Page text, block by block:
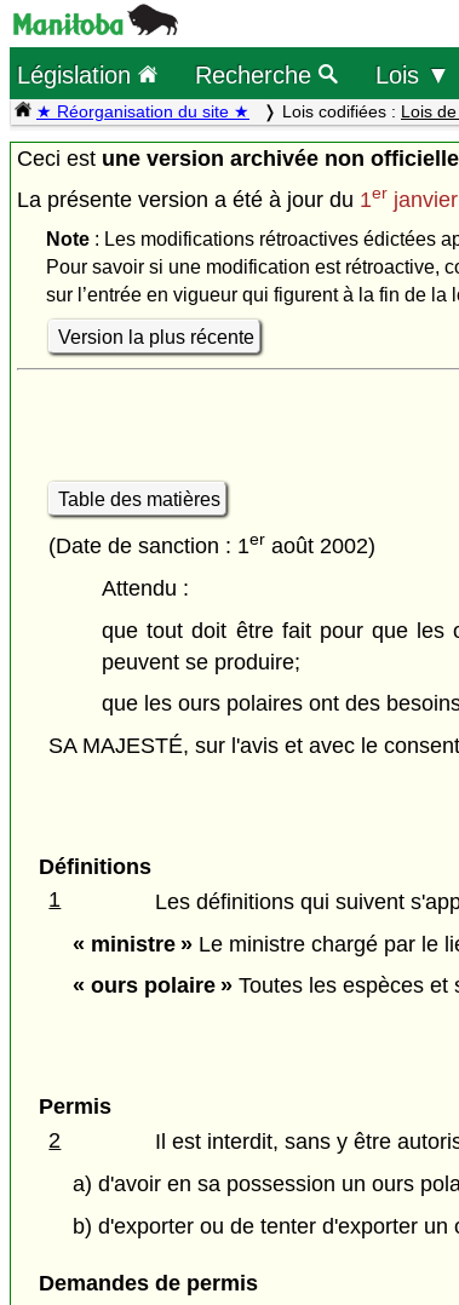
Législation Recherche Lois ▼
★ Réorganisation du site ★ Lois codifiées : Lois de
Ceci est une version archivée non officielle
La présente version a été à jour du 1er
Note: Les modifications rétroactives édictées
Pour savoir si une modification est rétroactive,
sur l’entrée en vigueur qui figurent à la fin de la
Version la plus récente
Table des matières
(Date de sanction : 1er août 2002)
Attendu :
que tout doit être fait pour que les
peuvent se produire;
que les ours polaires ont des
SA MAJESTÉ, sur l'avis et avec le
Définitions
1
Les définitions qui suivent
« ministre »Le ministre chargé par le
« ours polaire »Toutes les espèces et
Permis
2
Il est interdit, sans y être
a) d'avoir en sa possession un ours
b) d'exporter ou de tenter d'exporter
Demandes de permis